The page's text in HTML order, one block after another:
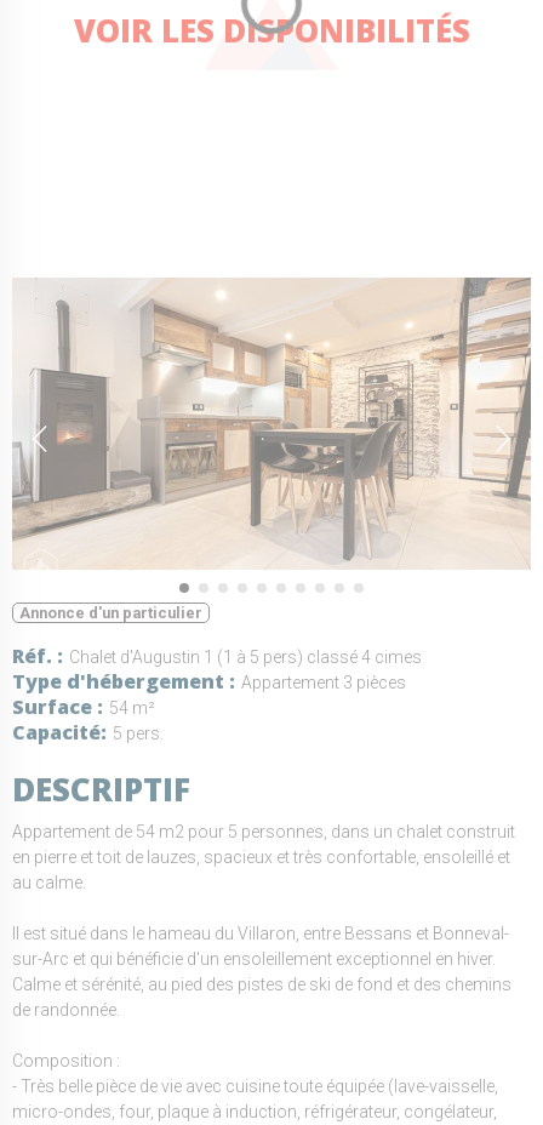
Annonce d'un particulier
Réf. Chalet d'Augustin 1 (1 à 5 pers) classé 4 cimes
Type d'hébergement Appartement 3 pièces
Surface 54 m²
Capacité 5 pers.
DESCRIPTIF
Appartement de 54 m2 pour 5 personnes, dans un chalet construit
en pierre et toit de lauzes, spacieux et très confortable, ensoleillé et
au calme.
Il est situé dans le hameau du Villaron, entre Bessans et Bonneval-
sur-Arc et qui bénéficie d'un ensoleillement exceptionnel en hiver.
Calme et sérénité, au pied des pistes de ski de fond et des chemins
de randonnée.
Composition :
- Très belle pièce de vie avec cuisine toute équipée (lave-vaisselle,
micro-ondes, four, plaque à induction, réfrigérateur, congélateur,
VOIR LES DISPONIBILITÉS